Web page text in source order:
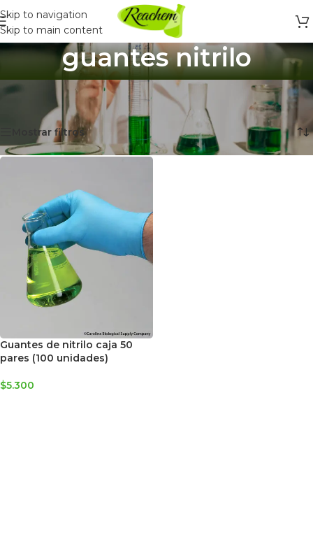
Skip to navigation
Skip to main content
guantes nitrilo
Inicio
Productos etiquetados “guantes nitrilo”
Mostrando el único resultado
Mostrar filtros
Guantes de nitrilo caja 50
pares (100 unidades)
$5.300